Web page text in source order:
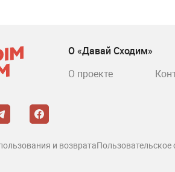
О «Давай Сходим»
О проекте
и возвратаПользовательское